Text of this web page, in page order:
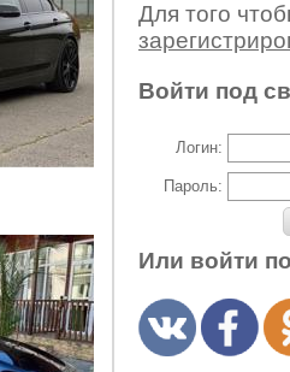
Для того
Войти под
Логин:
Пароль:
Или войти